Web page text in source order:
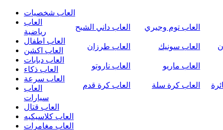
العاب شخصيات
العاب توم وجيري
العاب داني الشبح
العاب سونيك العاب طرزان
العاب ماريو العاب ناروتو
العاب
رياضية
العاب كرة سلة العاب كرة قدم
العاب اطفال
العاب اكشن
العاب دبابات
العاب ذكاء
العاب سرعة
العاب
سيارات
العاب قتال
العاب كلاسيكيه
العاب مغامرات